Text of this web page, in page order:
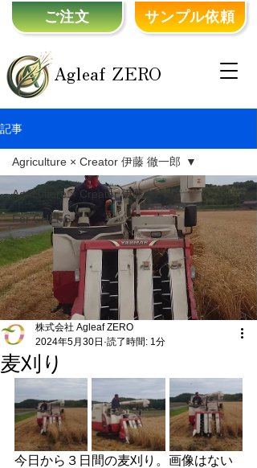
Agleaf ZERO
ご注文 サンプル依頼
記事
Agriculture × Creator 伊藤 徹一郎
For CHEFS
Agriculture × Creator 伊藤 徹一郎
麦刈り
株式会社 Agleaf ZERO
2024年5月30日 読了時間: 1分
今日から３日間の麦刈り。画像はない